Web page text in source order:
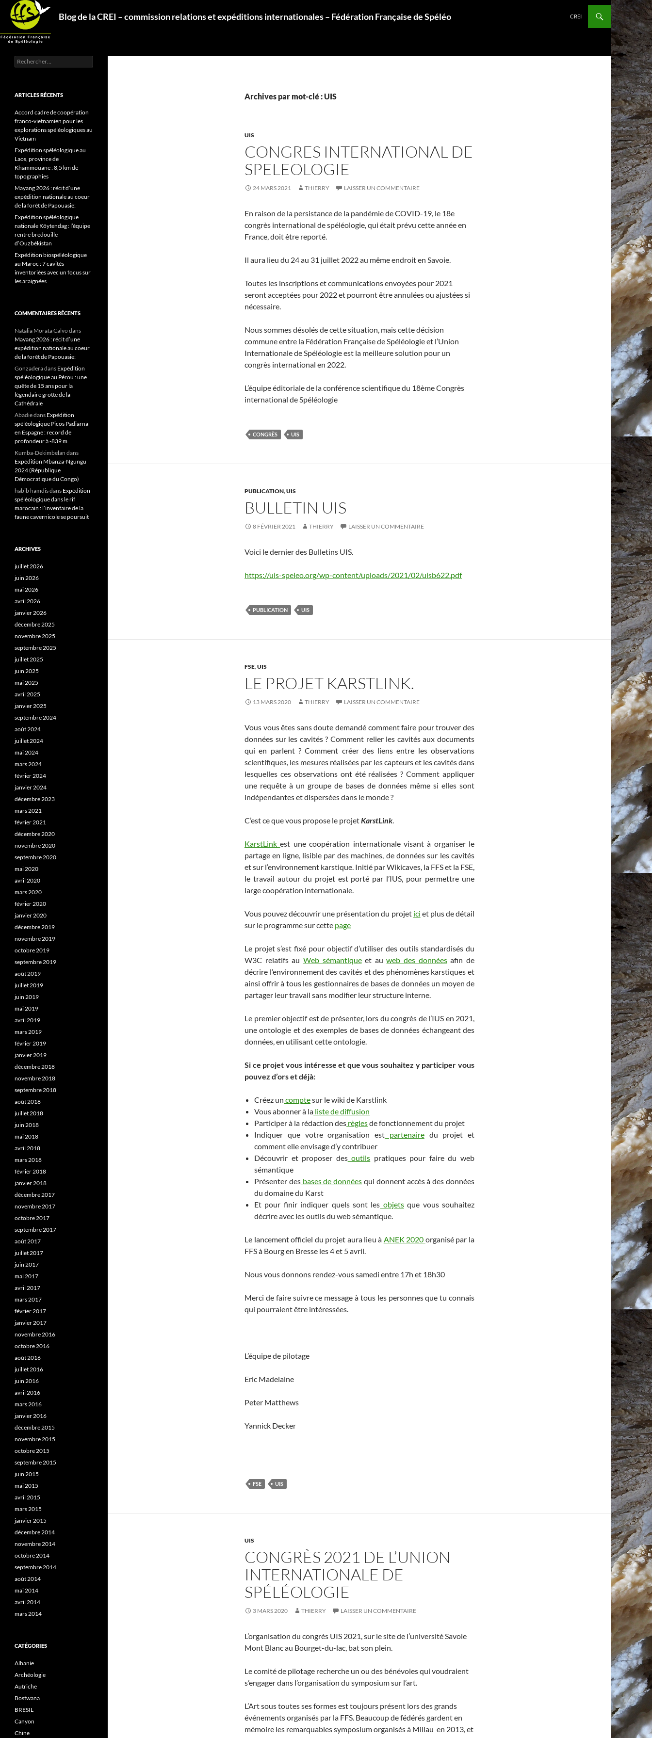
Aller
contenu
Blog de la CREI – commission relations et expéditions internationales – Fédération Française de Spéléo
Recherche
CREI
Archives par mot-clé : UIS
UIS
CONGRES INTERNATIONAL DE
SPELEOLOGIE
24 MARS 2021 THIERRY LAISSER UN COMMENTAIRE
En raison de la persistance de la pandémie de COVID-19, le 18e
congrès international de spéléologie, qui était prévu cette année en
France, doit être reporté.
Il aura lieu du 24 au 31 juillet 2022 au même endroit en Savoie.
Toutes les inscriptions et communications envoyées pour 2021
seront acceptées pour 2022 et pourront être annulées ou ajustées si
nécessaire.
Nous sommes désolés de cette situation, mais cette décision
commune entre la Fédération Française de Spéléologie et l’Union
Internationale de Spéléologie est la meilleure solution pour un
congrès international en 2022.
L’équipe éditoriale de la conférence scientifique du 18ème Congrès
international de Spéléologie
CONGRÈS UIS
PUBLICATION,UIS
BULLETIN UIS
8 FÉVRIER 2021 THIERRY LAISSER UN COMMENTAIRE
Voici le dernier des Bulletins UIS.
https://uis-speleo.org/wp-content/uploads/2021/02/uisb622.pdf
PUBLICATION UIS
FSE,UIS
LE PROJET KARSTLINK.
13 MARS 2020 THIERRY LAISSER UN COMMENTAIRE
Vous vous êtes sans doute demandé comment faire pour trouver des
données sur les cavités ? Comment relier les cavités aux documents
qui en parlent ? Comment créer des liens entre les observations
scientifiques, les mesures réalisées par les capteurs et les cavités dans
lesquelles ces observations ont été réalisées ? Comment appliquer
une requête à un groupe de bases de données même si elles sont
indépendantes et dispersées dans le monde ?
C’est ce que vous propose le projetKarstLink.
KarstLinkest une coopération internationale visant à organiser le
partage en ligne, lisible par des machines, de données sur les cavités
et sur l’environnement karstique. Initié par Wikicaves, la FFS et la FSE,
le travail autour du projet est porté par l’IUS, pour permettre une
large coopération internationale.
Vous pouvez découvrir une présentation du projet ici et plus de détail
sur le programme sur cette page
Le projet s’est fixé pour objectif d’utiliser des outils standardisés du
W3C relatifs au Web sémantiqueet auweb des donnéesafin de
décrire l’environnement des cavités et des phénomènes karstiques et
ainsi offrir à tous les gestionnaires de bases de données un moyen de
partager leur travail sans modifier leur structure interne.
Le premier objectif est de présenter, lors du congrès de l’IUS en 2021,
une ontologie et des exemples de bases de données échangeant des
données, en utilisant cette ontologie.
Si ce projet vous intéresse et que vous souhaitez y participer vous
pouvez d’ors et déjà:
Créez un comptesur le wiki de Karstlink
Vous abonner à la liste de diffusion
Participer à la rédaction des règlesde fonctionnement du projet
Indiquer que votre organisation est partenairedu projet et
comment elle envisage d’y contribuer
Découvrir et proposer desoutils pratiques pour faire du web
sémantique
Présenter desbases de données qui donnent accès à des données
du domaine du Karst
Et pour finir indiquer quels sont les objetsque vous souhaitez
décrire avec les outils du web sémantique.
Le lancement officiel du projet aura lieu à ANEK 2020 organisé par la
FFS à Bourg en Bresse les 4 et 5 avril.
Nous vous donnons rendez-vous samedi entre 17h et 18h30
Merci de faire suivre ce message à tous les personnes que tu connais
qui pourraient être intéressées.
L’équipe de pilotage
Eric Madelaine
Peter Matthews
Yannick Decker
FSE UIS
UIS
CONGRÈS 2021 DE L’UNION
INTERNATIONALE DE
SPÉLÉOLOGIE
3 MARS 2020 THIERRY LAISSER UN COMMENTAIRE
L’organisation du congrès UIS 2021, sur le site de l’université Savoie
Mont Blanc au Bourget-du-lac, bat son plein.
Le comité de pilotage recherche un ou des bénévoles qui voudraient
s’engager dans l’organisation du symposium sur l’art.
L’Art sous toutes ses formes est toujours présent lors des grands
événements organisés par la FFS. Beaucoup de fédérés gardent en
mémoire les remarquables symposium organisés à Millau en 2013, et
Rechercher :
ARTICLES RÉCENTS
Accord cadre de coopération
franco-vietnamien pour les
explorations spéléologiques au
Vietnam
Expédition spéléologique au
Laos, province de
Khammouane : 8,5 km de
topographies
Mayang 2026 : récit d’une
expédition nationale au coeur
de la forêt de Papouasie:
Expédition spéléologique
nationale Köytendag : l’équipe
rentre bredouille
d’Ouzbékistan
Expédition biospéléologique
au Maroc : 7 cavités
inventoriées avec un focus sur
les araignées
COMMENTAIRES RÉCENTS
Natalia Morata Calvodans
Mayang 2026 : récit d’une
expédition nationale au coeur
de la forêt de Papouasie:
Gonzaderadans Expédition
spéléologique au Pérou : une
quête de 15 ans pour la
légendaire grotte de la
Cathédrale
Abadiedans Expédition
spéléologique Picos Padiarna
en Espagne : record de
profondeur à -839 m
Kumba-Dekimbelan dans
Expédition Mbanza-Ngungu
2024 (République
Démocratique du Congo)
habib hamdisdans Expédition
spéléologique dans le rif
marocain : l’inventaire de la
faune cavernicole se poursuit
ARCHIVES
juillet 2026
juin 2026
mai 2026
avril 2026
janvier 2026
décembre 2025
novembre 2025
septembre 2025
juillet 2025
juin 2025
mai 2025
avril 2025
janvier 2025
septembre 2024
août 2024
juillet 2024
mai 2024
mars 2024
février 2024
janvier 2024
décembre 2023
mars 2021
février 2021
décembre 2020
novembre 2020
septembre 2020
mai 2020
avril 2020
mars 2020
février 2020
janvier 2020
décembre 2019
novembre 2019
octobre 2019
septembre 2019
août 2019
juillet 2019
juin 2019
mai 2019
avril 2019
mars 2019
février 2019
janvier 2019
décembre 2018
novembre 2018
septembre 2018
août 2018
juillet 2018
juin 2018
mai 2018
avril 2018
mars 2018
février 2018
janvier 2018
décembre 2017
novembre 2017
octobre 2017
septembre 2017
août 2017
juillet 2017
juin 2017
mai 2017
avril 2017
mars 2017
février 2017
janvier 2017
novembre 2016
octobre 2016
août 2016
juillet 2016
juin 2016
avril 2016
mars 2016
janvier 2016
décembre 2015
novembre 2015
octobre 2015
septembre 2015
juin 2015
mai 2015
avril 2015
mars 2015
janvier 2015
décembre 2014
novembre 2014
octobre 2014
septembre 2014
août 2014
mai 2014
avril 2014
mars 2014
CATÉGORIES
Albanie
Archéologie
Autriche
Bostwana
BRESIL
Canyon
Chine